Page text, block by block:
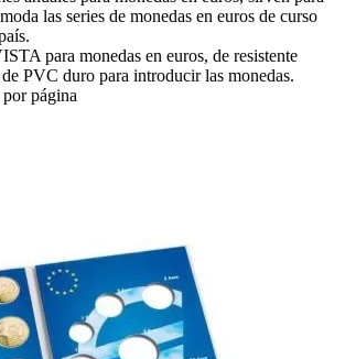
las series de monedas en euros de curso
para monedas en euros, de resistente
PVC duro para introducir las monedas.
por página